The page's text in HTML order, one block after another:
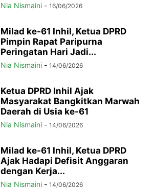
Nia Nismaini - 16/06/2026
Milad ke-61 Inhil, Ketua DPRD
Pimpin Rapat Paripurna
Peringatan Hari Jadi...
Nia Nismaini - 14/06/2026
Ketua DPRD Inhil Ajak
Masyarakat Bangkitkan Marwah
Daerah di Usia ke-61
Nia Nismaini - 14/06/2026
Milad ke-61 Inhil, Ketua DPRD
Ajak Hadapi Defisit Anggaran
dengan Kerja...
Nia Nismaini - 14/06/2026